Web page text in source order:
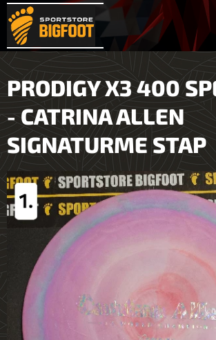
PRODIGY X3 400
- CATRINA ALLEN
SIGNATURME STAP